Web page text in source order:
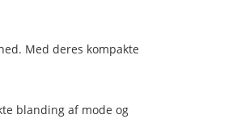
Med deres kompakte
blanding af mode og